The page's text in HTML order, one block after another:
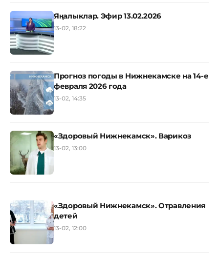
Яңалыклар. Эфир 13.02.2026
13-02, 18:22
Прогноз погоды в Нижнекамске на 14-е
февраля 2026 года
13-02, 14:35
«Здоровый Нижнекамск». Варикоз
13-02, 13:00
«Здоровый Нижнекамск». Отравления
детей
13-02, 12:00